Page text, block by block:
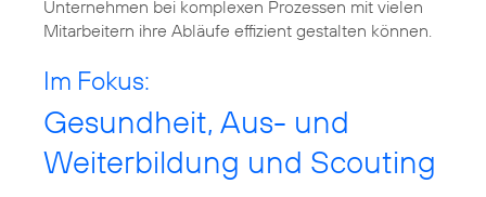
Unternehmen bei komplexen Prozessen mit vielen
Mitarbeitern ihre Abläufe effizient gestalten können.
Im Fokus:
Gesundheit, Aus- und
Weiterbildung und Scouting